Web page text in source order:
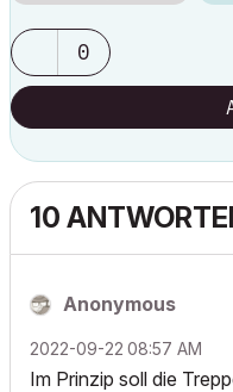
0
10
Anonymous
‎2022-09-22 08:57 AM
Im Prinzip soll die